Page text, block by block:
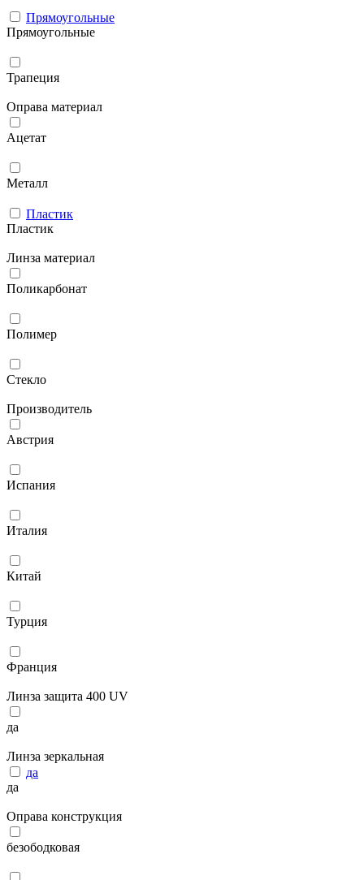
Прямоугольные
Прямоугольные
Трапеция
Оправа материал
Ацетат
Металл
Пластик
Пластик
Линза материал
Поликарбонат
Полимер
Стекло
Производитель
Австрия
Испания
Италия
Китай
Турция
Франция
Линза защита 400 UV
да
Линза зеркальная
да
да
Оправа конструкция
безободковая